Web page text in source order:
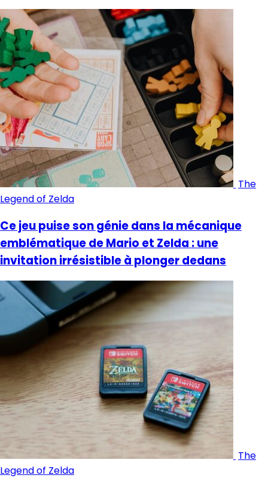
The
Legend of Zelda
Ce jeu puise son génie dans la mécanique
emblématique de Mario et Zelda : une
invitation irrésistible à plonger dedans
The
Legend of Zelda